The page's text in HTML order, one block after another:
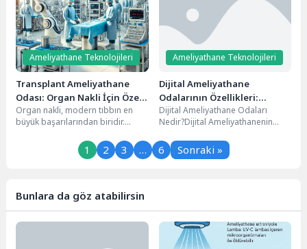
Ameliyathane Teknolojileri
Transplant Ameliyathane
Odası: Organ Nakli İçin Özel
Hazırlanan Cerrahi Ortam
Organ nakli, modern tıbbın en
büyük başarılarından biridir.
hastalar için yeni...
Ameliyathane Teknolojileri
Dijital Ameliyathane
Odalarının Özellikleri:
Cerrahinin Geleceği
Dijital Ameliyathane Odaları
Nedir?Dijital Ameliyathanenin
Görüntüleme Sistemleri2. Robotik
Cerrahi Desteği3. Yapay Zeka...
1 2 3 … 6 Sonraki »
Bunlara da göz atabilirsin